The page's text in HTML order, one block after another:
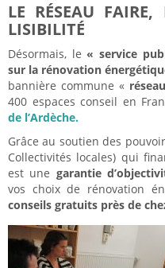
LE RÉSEAU
LISIBILITÉ
Désormais, le« service
sur la rénovation
bannière commune «
400 espaces conseil en
de l’Ardèche.
Grâce au soutien des
Collectivités locales) qui
est une garantie
vos choix de rénovation
conseils gratuits près de